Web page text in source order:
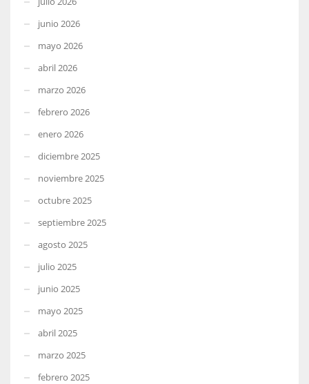
junio 2026
mayo 2026
abril 2026
marzo 2026
febrero 2026
enero 2026
diciembre 2025
noviembre 2025
octubre 2025
septiembre 2025
agosto 2025
julio 2025
junio 2025
mayo 2025
abril 2025
marzo 2025
febrero 2025